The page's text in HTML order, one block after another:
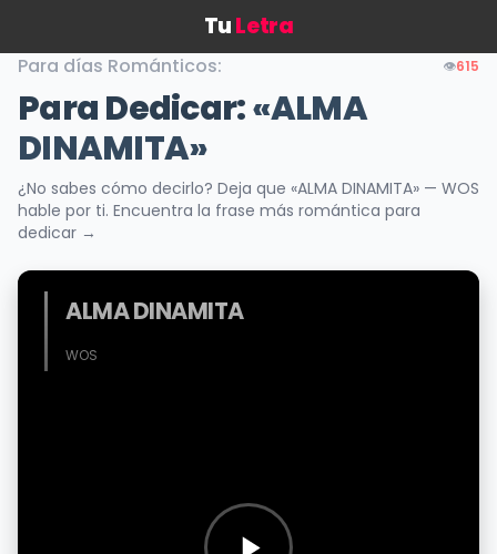
TuLetra
Para días Románticos: 👁️615
Para Dedicar:«ALMA
DINAMITA»
¿No sabes cómo decirlo? Deja que «ALMA DINAMITA» — WOS
hable por ti. Encuentra la frase más romántica para
dedicar →
ALMA DINAMITA
WOS